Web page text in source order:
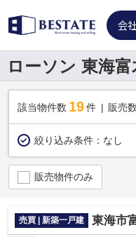
会
ローソン 東海
該当物件数 19件 販売数
絞り込み条件： なし
販売物件のみ
売買 | 新築一戸建 東海市富木